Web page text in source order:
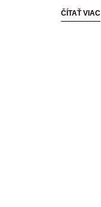
ČÍTAŤ VIAC